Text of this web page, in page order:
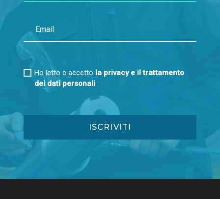
Ho letto e accetto la privacy e il trattamento
dei dati personali